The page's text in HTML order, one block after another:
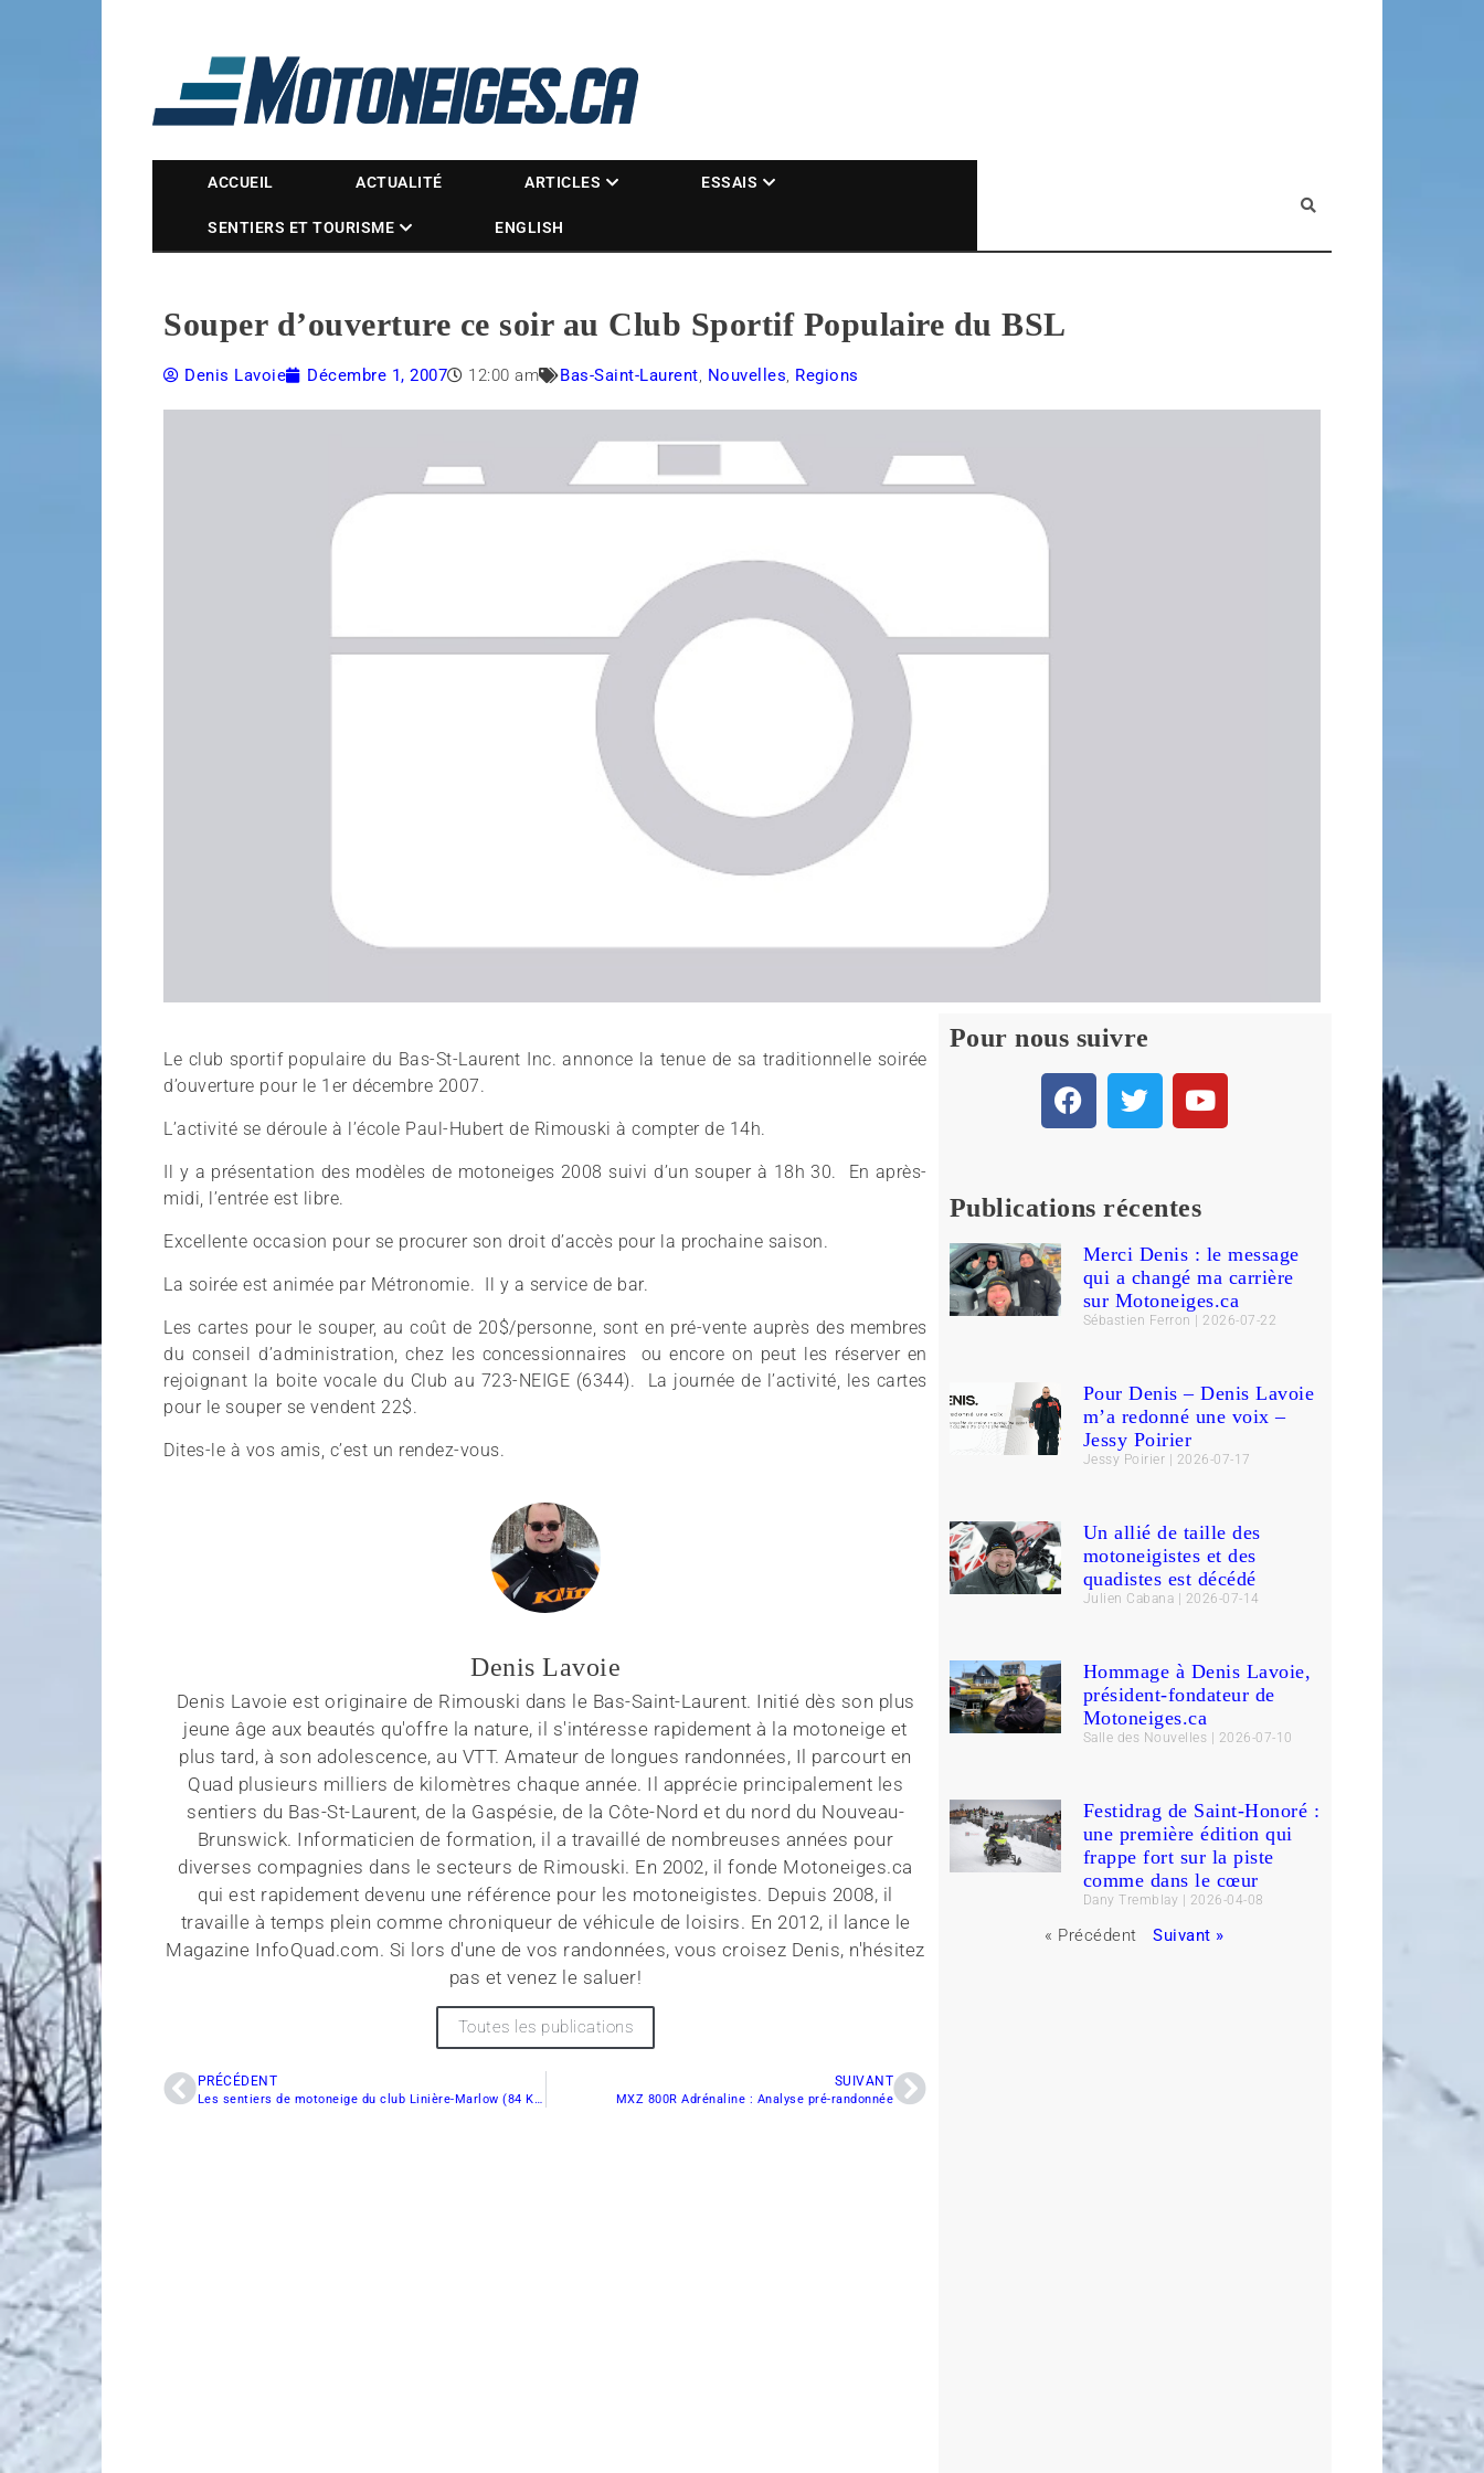
Magazine Motoneiges.ca
ACCUEIL ACTUALITÉ ARTICLES ESSAIS
SENTIERS ET TOURISME ENGLISH
Souper d’ouverture ce soir au Club Sportif Populaire du BSL
Denis Lavoie Décembre 1, 2007 12:00 am Bas-Saint-Laurent, Nouvelles, Regions
Le club sportif populaire du Bas-St-Laurent Inc. annonce la tenue de sa traditionnelle soirée
d’ouverture pour le 1er décembre 2007.
L’activité se déroule à l’école Paul-Hubert de Rimouski à compter de 14h.
Il y a présentation des modèles de motoneiges 2008 suivi d’un souper à 18h 30. En après-
midi, l’entrée est libre.
Excellente occasion pour se procurer son droit d’accès pour la prochaine saison.
La soirée est animée par Métronomie. Il y a service de bar.
Les cartes pour le souper, au coût de 20$/personne, sont en pré-vente auprès des membres
du conseil d’administration, chez les concessionnaires ou encore on peut les réserver en
rejoignant la boite vocale du Club au 723-NEIGE (6344). La journée de l’activité, les cartes
pour le souper se vendent 22$.
Dites-le à vos amis, c’est un rendez-vous.
Denis Lavoie
Denis Lavoie est originaire de Rimouski dans le Bas-Saint-Laurent. Initié dès son plus
jeune âge aux beautés qu'offre la nature, il s'intéresse rapidement à la motoneige et
plus tard, à son adolescence, au VTT. Amateur de longues randonnées, Il parcourt en
Quad plusieurs milliers de kilomètres chaque année. Il apprécie principalement les
sentiers du Bas-St-Laurent, de la Gaspésie, de la Côte-Nord et du nord du Nouveau-
Brunswick. Informaticien de formation, il a travaillé de nombreuses années pour
diverses compagnies dans le secteurs de Rimouski. En 2002, il fonde Motoneiges.ca
qui est rapidement devenu une référence pour les motoneigistes. Depuis 2008, il
travaille à temps plein comme chroniqueur de véhicule de loisirs. En 2012, il lance le
Magazine InfoQuad.com. Si lors d'une de vos randonnées, vous croisez Denis, n'hésitez
pas et venez le saluer!
Toutes les publications
PRÉCÉDENT
Les sentiers de motoneige du club Linière-Marlow (84 KM) sont ouverts !
SUIVANT
MXZ 800R Adrénaline : Analyse pré-randonnée
Pour nous suivre
Publications récentes
Merci Denis : le message
qui a changé ma carrière
sur Motoneiges.ca
Sébastien Ferron 2026-07-22
Pour Denis – Denis Lavoie
m’a redonné une voix –
Jessy Poirier
Jessy Poirier 2026-07-17
Un allié de taille des
motoneigistes et des
quadistes est décédé
Julien Cabana 2026-07-14
Hommage à Denis Lavoie,
président-fondateur de
Motoneiges.ca
Salle des Nouvelles 2026-07-10
Festidrag de Saint-Honoré :
une première édition qui
frappe fort sur la piste
comme dans le cœur
Dany Tremblay 2026-04-08
« Précédent Suivant »